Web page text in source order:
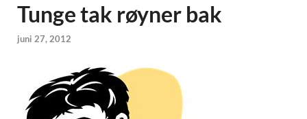
Tunge tak røyner bak
juni 27, 2012